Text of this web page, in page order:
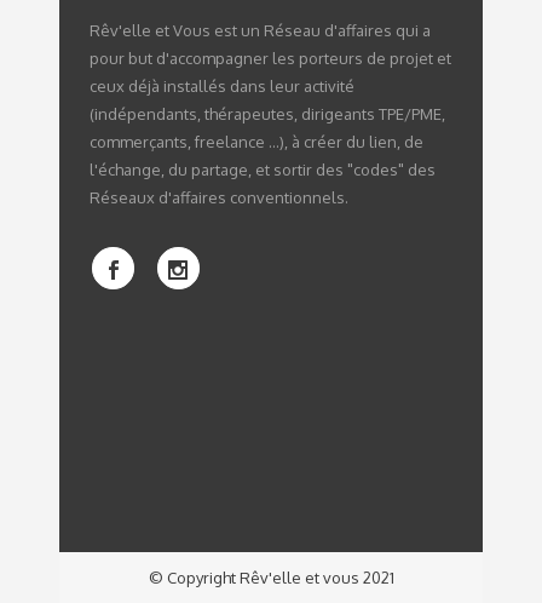
Rêv'elle et Vous est un Réseau d'affaires qui a
pour but d'accompagner les porteurs de projet et
ceux déjà installés dans leur activité
(indépendants, thérapeutes, dirigeants TPE/PME,
commerçants, freelance ...), à créer du lien, de
l'échange, du partage, et sortir des "codes" des
Réseaux d'affaires conventionnels.
© Copyright Rêv'elle et vous 2021